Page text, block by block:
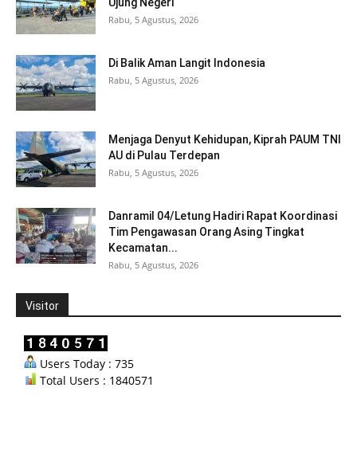
Ujung Negeri
Rabu, 5 Agustus, 2026
Di Balik Aman Langit Indonesia
Rabu, 5 Agustus, 2026
Menjaga Denyut Kehidupan, Kiprah PAUM TNI
AU di Pulau Terdepan
Rabu, 5 Agustus, 2026
Danramil 04/Letung Hadiri Rapat Koordinasi
Tim Pengawasan Orang Asing Tingkat
Kecamatan...
Rabu, 5 Agustus, 2026
Visitor
Users Today : 735
Total Users : 1840571